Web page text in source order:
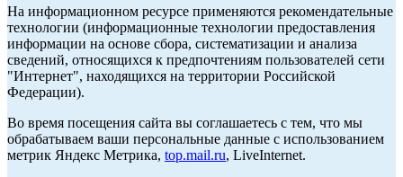
На информационном ресурсе применяются рекомендательные
технологии (информационные технологии предоставления
информации на основе сбора, систематизации и анализа
сведений, относящихся к предпочтениям пользователей сети
"Интернет", находящихся на территории Российской
Федерации).
Во время посещения сайта вы соглашаетесь с тем, что мы
обрабатываем ваши персональные данные с использованием
метрик Яндекс Метрика, top.mail.ru, LiveInternet.